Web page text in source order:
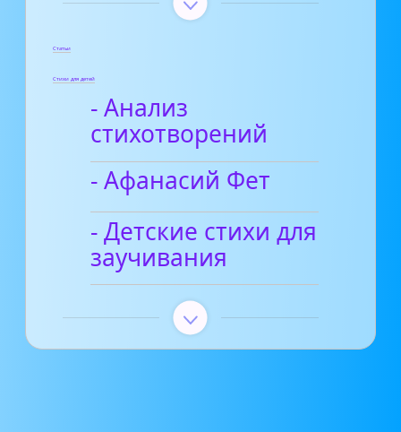
Статьи
Стихи для детей
- Анализ
стихотворений
- Афанасий Фет
- Детские стихи для
заучивания